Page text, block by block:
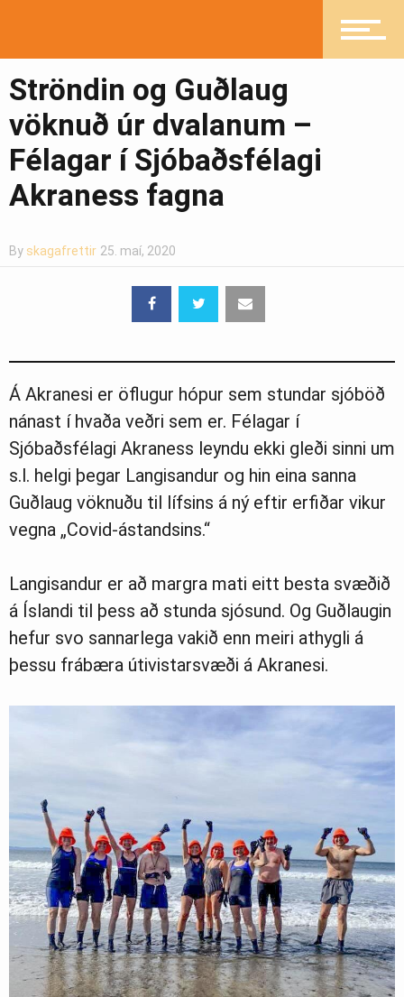
Mannlíf
Heilsueflandi samfélag
Pistlar
Ljósmyndasafn
Ströndin og Guðlaug
vöknuð úr dvalanum –
Félagar í Sjóbaðsfélagi
Akraness fagna
By skagafrettir 25. maí, 2020
Á Akranesi er öflugur hópur sem stundar sjóböð
nánast í hvaða veðri sem er. Félagar í
Sjóbaðsfélagi Akraness leyndu ekki gleði sinni um
s.l. helgi þegar Langisandur og hin eina sanna
Guðlaug vöknuðu til lífsins á ný eftir erfiðar vikur
vegna „Covid-ástandsins.“
Langisandur er að margra mati eitt besta svæðið
á Íslandi til þess að stunda sjósund. Og Guðlaugin
hefur svo sannarlega vakið enn meiri athygli á
þessu frábæra útivistarsvæði á Akranesi.